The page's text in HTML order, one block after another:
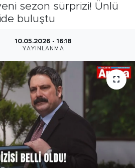
sezon sürprizi! Ünlü
buluştu
10.05.2026 - 16:18
YAYINLANMA